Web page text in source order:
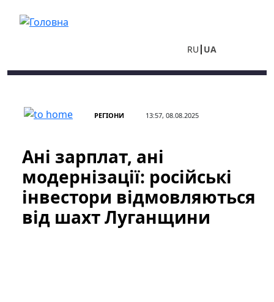
RU UA
РЕГІОНИ 13:57, 08.08.2025
Ані зарплат, ані
модернізації: російські
інвестори відмовляються
від шахт Луганщини